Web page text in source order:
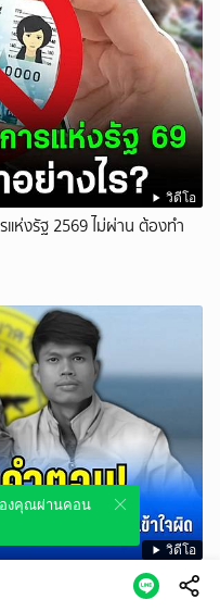
วิดีโอ
ห่งรัฐ 2569 ไม่ผ่าน ต้องทำ
วิดีโอ
งผลชันสูตร ฮลุน โซโล่ ทำ
ต์นี้บน
งคุณผ่านคอน